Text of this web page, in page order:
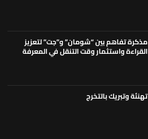
مذكرة تفاهم بين “شومان” و”جت” لتعزيز
القراءة واستثمار وقت التنقل في المعرفة
تهنئة وتبريك بالتخرج